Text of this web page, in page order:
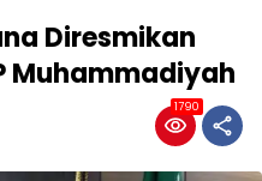
Diresmikan
Muhammadiyah
1790